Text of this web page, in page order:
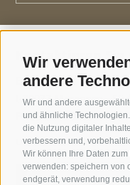
Wir
andere
Wir und andere
und ähnliche
die Nutzung digitaler
verbessern und,
Wir können Ihre Daten
verwenden: speichern von
endgerät, verwendung
Kontaktieren Sie
Berg & Blick Touristik
I-39037 Meransen ·
F +39 0472 520313 ·
UID IT01508730213 · REA